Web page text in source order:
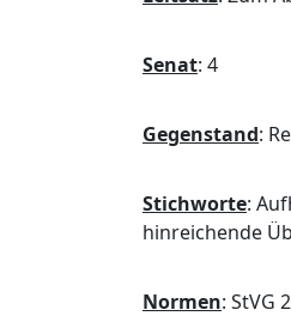
Senat: 4
Gegenstand:
Stichworte:
hinreichende
Normen: StVG